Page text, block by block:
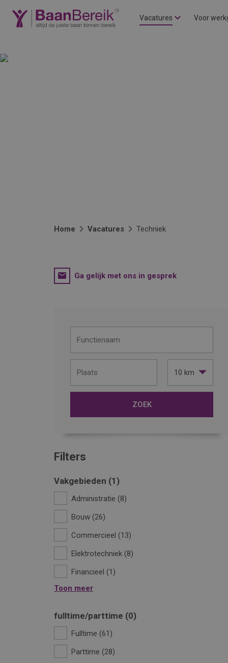
Vacatures Voor
Home Vacatures Techniek
Ga gelijk met ons in gesprek
10 km
Filters
Vakgebieden 1
Administratie
8
Bouw 26
Commercieel
13
Elektrotechniek 8
Financieel
1
Toon meer
fulltime/parttime 0
Fulltime 61
Parttime 28